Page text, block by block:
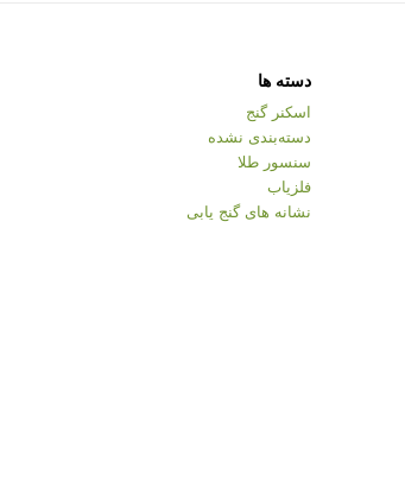
دسته ها
اسکنر گنج
دسته‌بندی نشده
سنسور طلا
فلزیاب
نشانه های گنج یابی